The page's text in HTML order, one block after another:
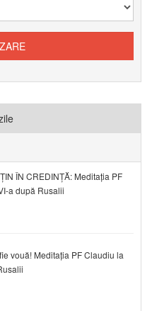
ÎN CREDINȚĂ: Meditația PF
a după Rusalii
vouă! Meditația PF Claudiu la